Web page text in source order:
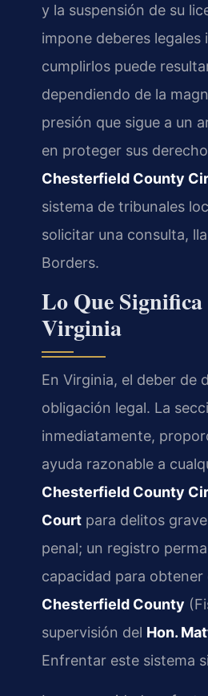
y la suspensión de su
impone deberes
cumplirlos puede
dependiendo de la
presión que sigue a un
en proteger sus
Chesterfield County
sistema de tribunales
solicitar una consulta,
Borders.
Lo Que
Virginia
En Virginia, el deber de
obligación legal. La
inmediatamente,
ayuda razonable a
Chesterfield County
Court para delitos
penal; un registro
capacidad para
Chesterfield County
supervisión del Hon.
Enfrentar este sistema